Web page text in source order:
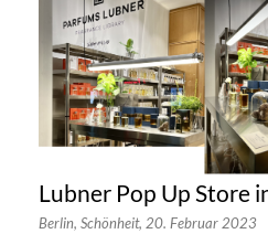
Lubner Pop Up Store
Berlin, Schönheit, 20. Februar 2023